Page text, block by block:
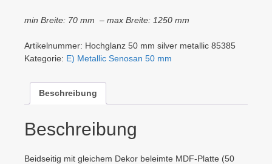
min Breite: 70 mm – max Breite: 1250 mm
Artikelnummer: Hochglanz 50 mm silver metallic 85385
Kategorie: E) Metallic Senosan 50 mm
Beschreibung
Beschreibung
Beidseitig mit gleichem Dekor beleimte MDF-Platte (50